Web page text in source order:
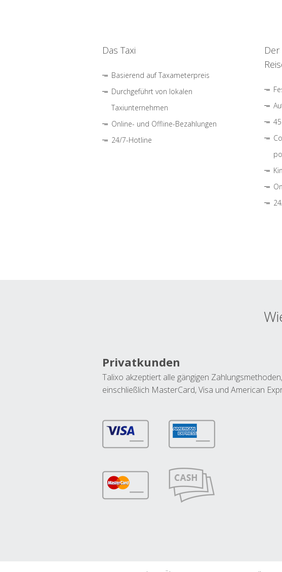
Das Taxi
Basierend auf Taxameterpreis
Durchgeführt von lokalen
Taxiunternehmen
Online- und Offline-Bezahlungen
24/7-Hotline
Privatkunden
Talixo akzeptiert alle gängigen Zahlungsmethoden,
einschließlich MasterCard, Visa und American